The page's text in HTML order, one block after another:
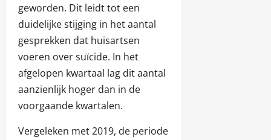
geworden. Dit leidt tot een
duidelijke stijging in het aantal
gesprekken dat huisartsen
voeren over suïcide. In het
afgelopen kwartaal lag dit aantal
aanzienlijk hoger dan in de
voorgaande kwartalen.
Vergeleken met 2019, de periode